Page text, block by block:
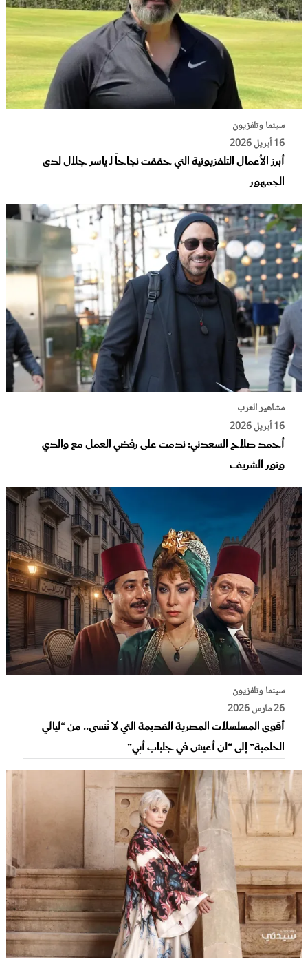
سينما وتلفزيون
16 أبريل 2026
أبرز الأعمال التلفزيونية التي حققت نجاحاً لـ ياسر جلال لدى
الجمهور
مشاهير العرب
16 أبريل 2026
أحمد صلاح السعدني: ندمت على رفضي العمل مع والدي
ونور الشريف
سينما وتلفزيون
26 مارس 2026
أقوى المسلسلات المصرية القديمة التي لا تُنسى.. من “ليالي
الحلمية” إلى “لن أعيش في جلباب أبي”